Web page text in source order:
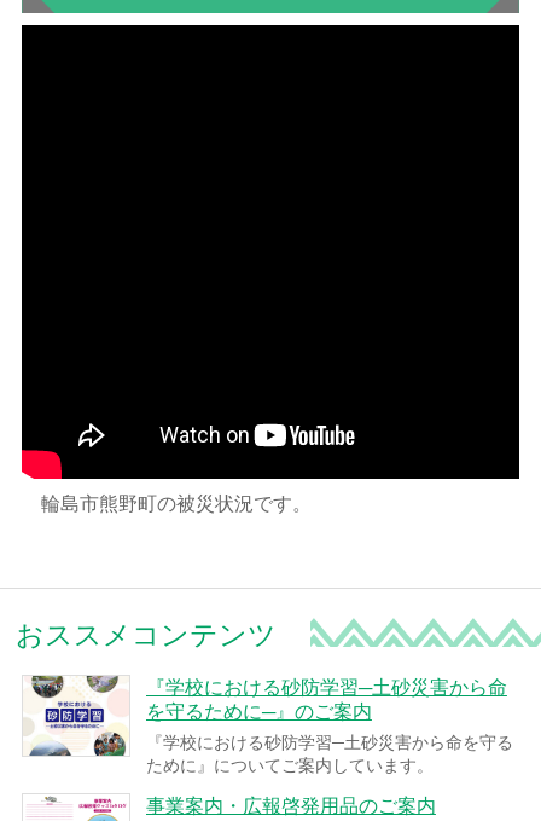
輪島市熊野町の被災状況です。
おススメコンテンツ
『学校における砂防学習─土砂災害から命
を守るために─』のご案内
『学校における砂防学習─土砂災害から命を守る
ために』についてご案内しています。
事業案内・広報啓発用品のご案内